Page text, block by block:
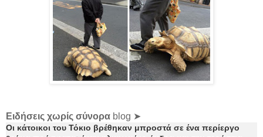
Ειδήσεις χωρίς σύνορα blog ➤
Οι κάτοικοι του Τόκιο βρέθηκαν μπροστά σε ένα περίεργο